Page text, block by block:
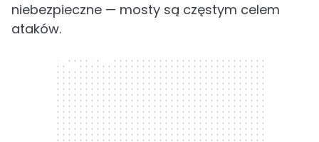
niebezpieczne — mosty są częstym celem
ataków.
300 x 250